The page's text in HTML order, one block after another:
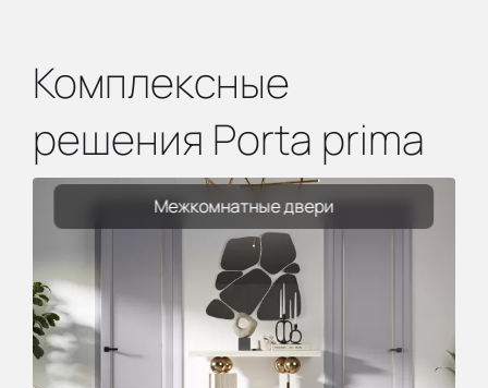
Комплексные
решения Porta prima
Межкомнатные двери